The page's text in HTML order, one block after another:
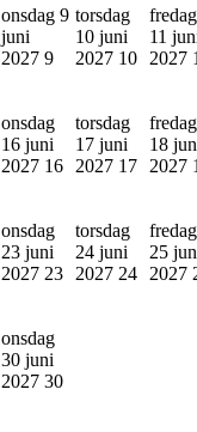
onsdag 9
juni
2027 9
torsdag
10 juni
2027 10
fredag
11
2027
onsdag
16 juni
2027 16
torsdag
17 juni
2027 17
fredag
18
2027
onsdag
23 juni
2027 23
torsdag
24 juni
2027 24
fredag
25
2027
onsdag
30 juni
2027 30